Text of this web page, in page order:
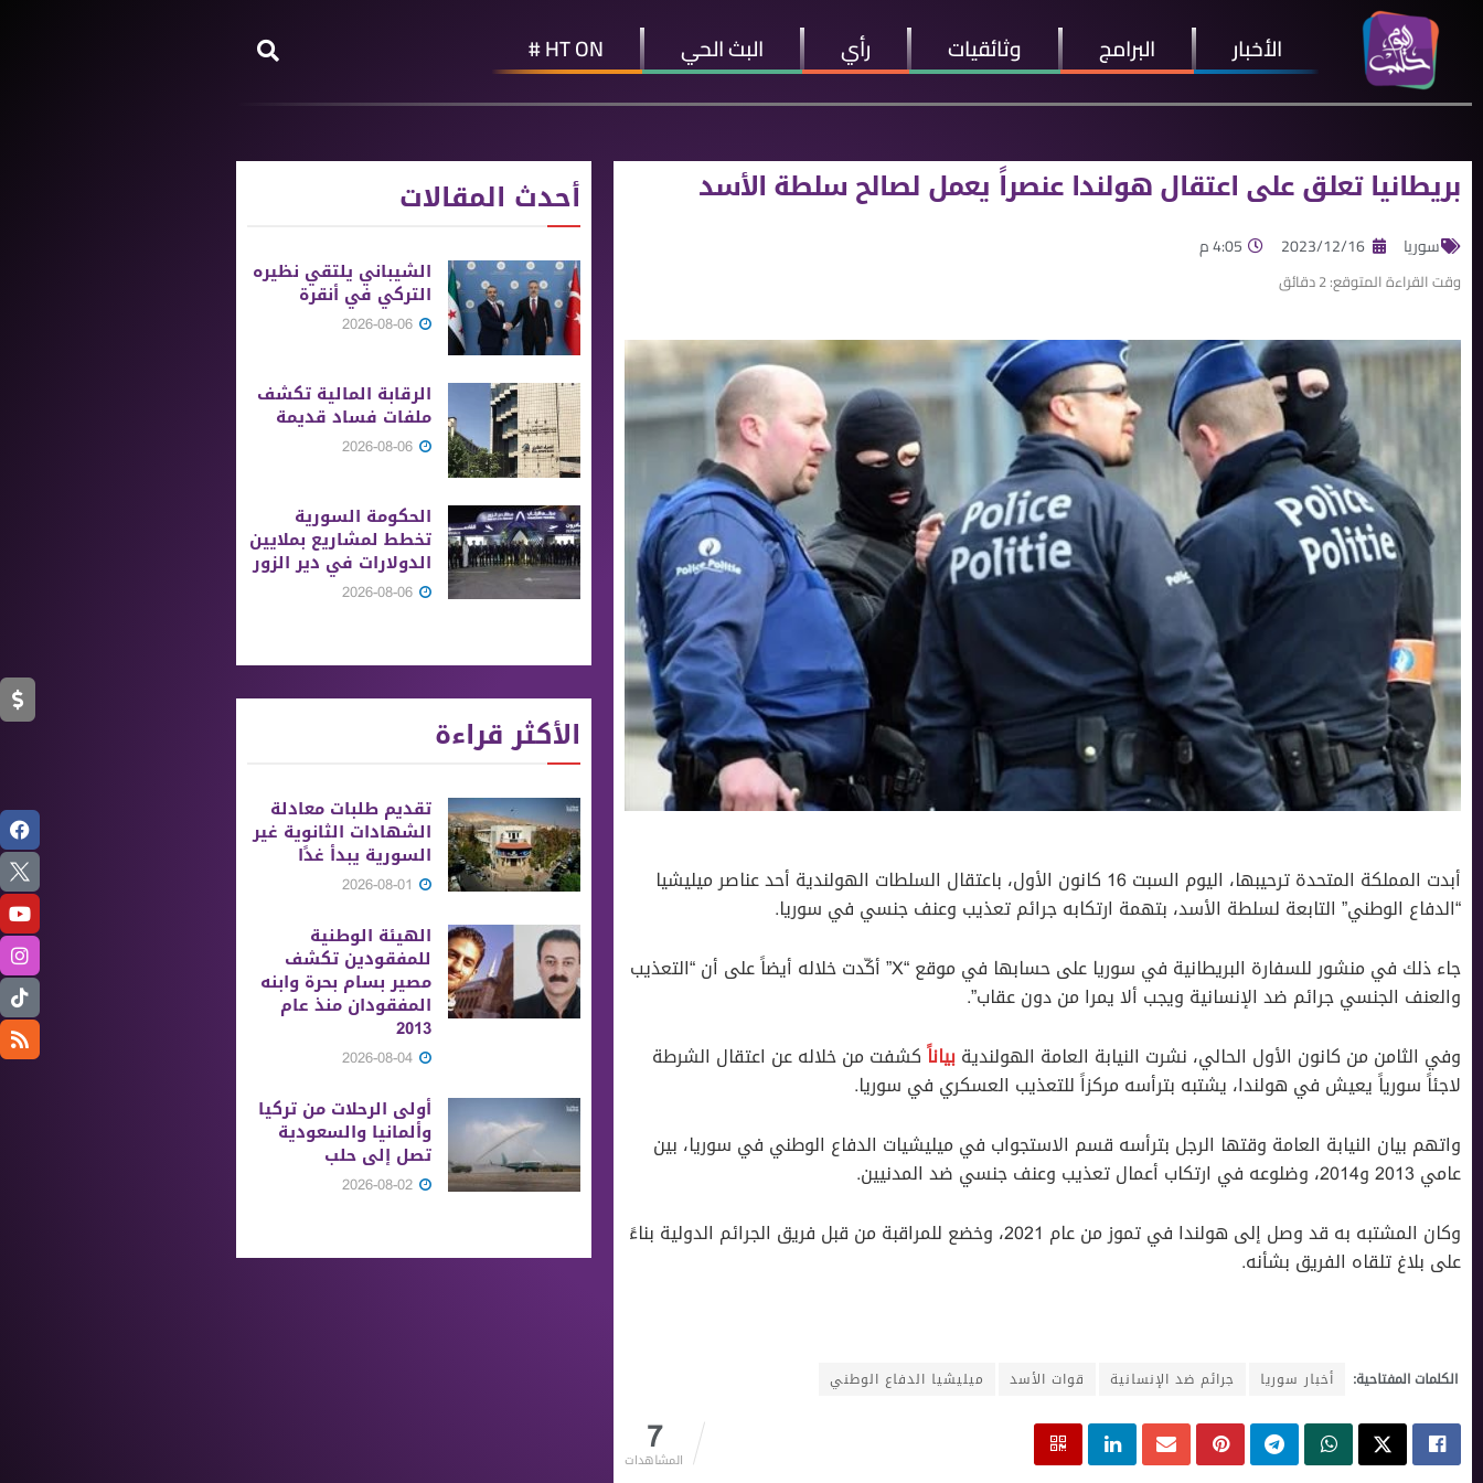
الأخبار البرامج وثائقيات رأي البث الحي HT ON #
بريطانيا تعلق على اعتقال هولندا عنصراً يعمل لصالح سلطة الأسد
سوريا 2023/12/16 4:05 م
وقت القراءة المتوقع:2دقائق
أبدت المملكة المتحدة ترحيبها، اليوم السبت 16 كانون الأول، باعتقال السلطات الهولندية أحد عناصر ميليشيا
“الدفاع الوطني” التابعة لسلطة الأسد، بتهمة ارتكابه جرائم تعذيب وعنف جنسي في سوريا.
جاء ذلك في منشور للسفارة البريطانية في سوريا على حسابها في موقع “X” أكّدت خلاله أيضاً على أن “التعذيب
والعنف الجنسي جرائم ضد الإنسانية ويجب ألا يمرا من دون عقاب”.
وفي الثامن من كانون الأول الحالي، نشرت النيابة العامة الهولنديةبياناًكشفت من خلاله عن اعتقال الشرطة
لاجئاً سورياً يعيش في هولندا، يشتبه بترأسه مركزاً للتعذيب العسكري في سوريا.
واتهم بيان النيابة العامة وقتها الرجل بترأسه قسم الاستجواب في ميليشيات الدفاع الوطني في سوريا، بين
عامي 2013 و2014، وضلوعه في ارتكاب أعمال تعذيب وعنف جنسي ضد المدنيين.
وكان المشتبه به قد وصل إلى هولندا في تموز من عام 2021، وخضع للمراقبة من قبل فريق الجرائم الدولية بناءً
على بلاغ تلقاه الفريق بشأنه.
الكلمات المفتاحية: أخبار سوريا جرائم ضد اﻹنسانية قوات اﻷسد ميليشيا الدفاع الوطني
7
المشاهدات
أحدث المقالات
الشيباني يلتقي نظيره
التركي في أنقرة
الرقابة المالية تكشف
ملفات فساد قديمة
الحكومة السورية
تخطط لمشاريع بملايين
الدولارات في دير الزور
الأكثر قراءة
تقديم طلبات معادلة
الشهادات الثانوية ‏غير
السورية يبدأ غدًا
الهيئة الوطنية
للمفقودين تكشف
مصير بسام بحرة وابنه
المفقودان منذ عام
2013
أولى الرحلات من ‏تركيا
وألمانيا والسعودية
تصل إلى حلب